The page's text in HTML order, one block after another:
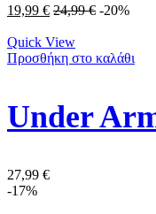
19,99 € 24,99€ -20%
Quick View
Προσθήκη στο καλάθι
27,99 €
-17%